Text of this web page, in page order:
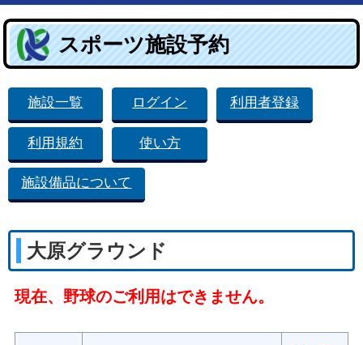
スポーツ施設予約
施設一覧 ログイン 利用者登録
利用規約 使い方
施設備品について
大原グラウンド
現在、野球のご利用はできません。